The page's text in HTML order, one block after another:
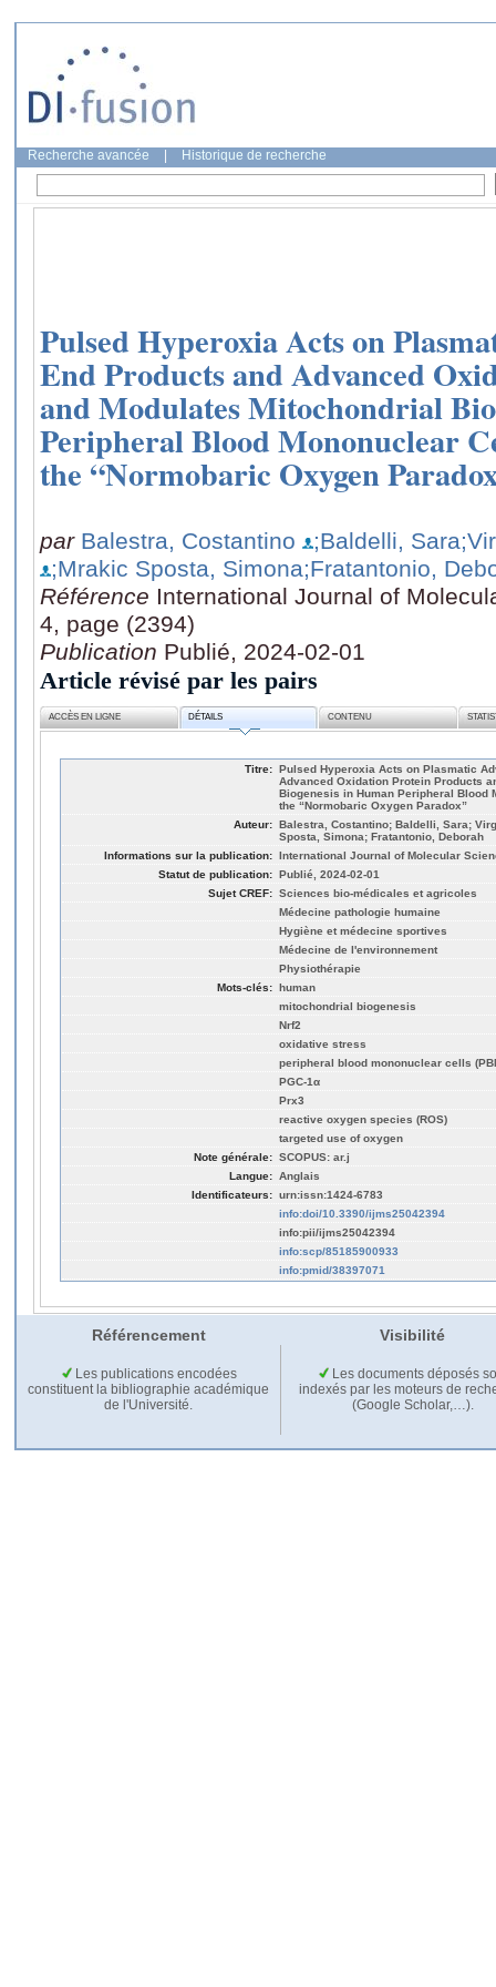
Recherche avancée Historique de recherche
Pulsed Hyperoxia Acts on
End Products and Advanced
and Modulates Mitochondrial
Peripheral Blood Mononuclear
the “Normobaric Oxygen
par Balestra, Costantino ;Baldelli, Sara
;Mrakic Sposta, Simona;Fratantonio,
Référence International Journal of
4, page (2394)
Publication Publié, 2024-02-01
Article révisé par les pairs
ACCÈS EN LIGNE DÉTAILS CONTENU
Titre: Pulsed Hyperoxia Acts on Plasmatic
Advanced Oxidation Protein Products
Biogenesis in Human Peripheral Blood
the “Normobaric Oxygen Paradox”
Auteur: Balestra, Costantino; Baldelli, Sara;
Sposta, Simona; Fratantonio, Deborah
Informations sur la publication: International Journal of Molecular
Statut de publication: Publié, 2024-02-01
Sujet CREF: Sciences bio-médicales et agricoles
Médecine pathologie humaine
Hygiène et médecine sportives
Médecine de l'environnement
Physiothérapie
Mots-clés: human
mitochondrial biogenesis
Nrf2
oxidative stress
peripheral blood mononuclear cells
PGC-1α
Prx3
reactive oxygen species (ROS)
targeted use of oxygen
Note générale: SCOPUS: ar.j
Langue: Anglais
Identificateurs: urn:issn:1424-6783
info:doi/10.3390/ijms25042394
info:pii/ijms25042394
info:scp/85185900933
info:pmid/38397071
Référencement Visibilité
Les publications encodées
constituent la bibliographie académique
de l'Université.
Les documents déposés
indexés par les moteurs de
(Google Scholar,…).